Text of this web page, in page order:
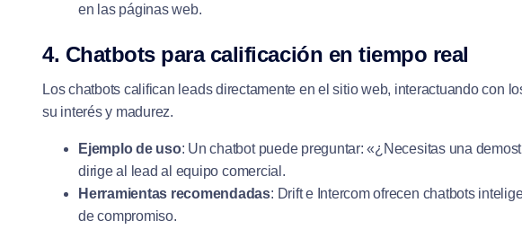
en las páginas web.
4. Chatbots para calificación en tiempo real
Los chatbots califican leads directamente en el sitio web, interactuando con
su interés y madurez.
Ejemplo de uso: Un chatbot puede preguntar: «¿Necesitas una
dirige al lead al equipo comercial.
Herramientas recomendadas: Drift e Intercom ofrecen chatbots
de compromiso.